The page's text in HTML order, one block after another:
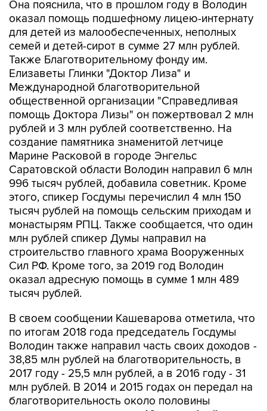
для детей из малообеспеченных, неполных
семей и детей-сирот в сумме 27 млн рублей.
Также Благотворительному фонду им.
Елизаветы Глинки "Доктор Лиза" и
Международной благотворительной
общественной организации "Справедливая
помощь Доктора Лизы" он пожертвовал 2 млн
рублей и 3 млн рублей соответственно. На
создание памятника знаменитой летчице
Марине Расковой в городе Энгельс
Саратовской области Володин направил 6 млн
996 тысяч рублей, добавила советник. Кроме
этого, спикер Госдумы перечислил 4 млн 150
тысяч рублей на помощь сельским приходам и
монастырям РПЦ. Также сообщается, что один
млн рублей спикер Думы направил на
строительство главного храма Вооруженных
Сил РФ. Кроме того, за 2019 год Володин
оказал адресную помощь в сумме 1 млн 489
тысяч рублей.
В своем сообщении Кашеварова отметила, что
Володин также направил часть своих доходов -
38,85 млн рублей на благотворительность, в
2017 году - 25,5 млн рублей, а в 2016 году - 31
млн рублей. В 2014 и 2015 годах он передал на
благотворительность около половины
полученных доходов - по 40 млн рублей
ежегодно.